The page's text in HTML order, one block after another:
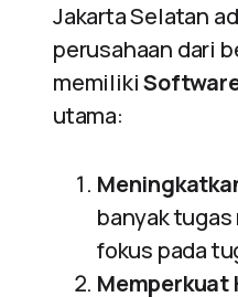
Jakarta Selatan
perusahaan dari
memiliki
utama:
banyak
fokus pada
Memperkuat